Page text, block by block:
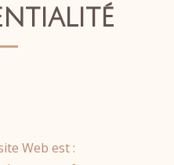
Web est :